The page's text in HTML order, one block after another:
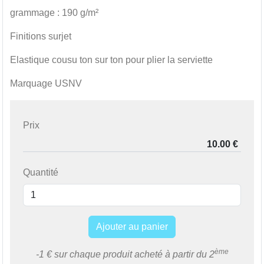
grammage : 190 g/m²
Finitions surjet
Elastique cousu ton sur ton pour plier la serviette
Marquage USNV
Prix
Quantité
Ajouter au panier
-1 € sur chaque produit acheté à partir du 2ème